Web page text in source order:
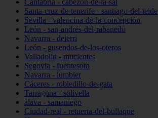
Cantabria - cabezón-de-la-sal
Santa-cruz-de-tenerife - santiago-del-teide
Sevilla - valencina-de-la-concepción
León - san-andrés-del-rabanedo
Navarra - deierri
León - gusendos-de-los-oteros
Valladolid - mucientes
Segovia - fuentesoto
Navarra - lumbier
Cáceres - robledillo-de-gata
Tarragona - solivella
álava - samaniego
Ciudad-real - retuerta-del-bullaque